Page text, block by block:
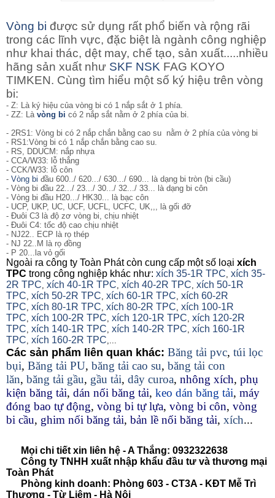
Vòng bi được sử dụng rất phổ biến và rộng rãi
trong các lĩnh vực, đặc biệt là ngành công nghiệp
như khai thác, dệt may, chế tạo, sản xuất.....nhiều
hãng sản xuất như SKF NSK FAG KOYO
TIMKEN. Cùng tìm hiểu một số ký hiệu trên vòng
bi:
- Z: Là ký hiệu của vòng bi có 1 nắp sắt ở 1 phía.
- ZZ: Là vòng bi có 2 nắp sắt nằm ở 2 phía của bi.
- 2RS1: Vòng bi có 2 nắp chắn bằng cao su nằm ở 2 phía của vòng bi
- RS1:Vòng bi có 1 nắp chắn bằng cao su.
- RS, DDUCM: nắp nhựa
- CCA/W33: lỗ thẳng
- CCK/W33: lỗ côn
- Vòng bi đầu 600../ 620.../ 630.../ 690... là dạng bi tròn (bi cầu)
- Vòng bi đầu 22.../ 23.../ 30.../ 32.../ 33... là dạng bi côn
- Vòng bi đầu H20.../ HK30... là bạc côn
- UCP, UKP, UC, UCF, UCFL, UCFC, UK,,, là gối đỡ
- Đuôi C3 là độ zơ vòng bi, chịu nhiệt
- Đuôi C4: tốc độ cao chịu nhiệt
- NJ22.. ECP là rọ thép
- NJ 22..M là rọ đồng
- P 20...la vỏ gối
Ngoài ra công ty Toàn Phát còn cung cấp một số loại xích
TPC trong công nghiệp khác như: xích 35-1R TPC, xích 35-
2R TPC, xích 40-1R TPC, xích 40-2R TPC, xích 50-1R
TPC, xích 50-2R TPC, xích 60-1R TPC, xích 60-2R
TPC, xích 80-1R TPC, xích 80-2R TPC, xích 100-1R
TPC, xích 100-2R TPC, xích 120-1R TPC, xích 120-2R
TPC, xích 140-1R TPC, xích 140-2R TPC, xích 160-1R
TPC, xích 160-2R TPC,...
Các sản phẩm liên quan khác: Băng tải pvc, túi lọc
bụi, Băng tải PU, băng tải cao su, băng tải con
lăn, băng tải gầu, gầu tải, dây curoa, nhông xích, phụ
kiện băng tải, dán nối băng tải, keo dán băng tải, máy
đóng bao tự động, vòng bi tự lựa, vòng bi côn, vòng
bi cầu, ghim nối băng tải, bản lề nối băng tải, xích...
Mọi chi tiết xin liên hệ - A Thắng: 0932322638
Công ty TNHH xuất nhập khẩu đầu tư và thương mại
Toàn Phát
Phòng kinh doanh: Phòng 603 - CT3A - KĐT Mễ Trì
Thượng - Từ Liêm - Hà Nội